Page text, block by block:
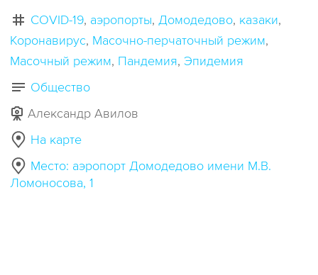
COVID-19 аэропорты Домодедово казаки
Коронавирус Масочно-перчаточный режим
Масочный режим Пандемия Эпидемия
Общество
Александр Авилов
На карте
Место: аэропорт Домодедово имени М.В.
Ломоносова, 1